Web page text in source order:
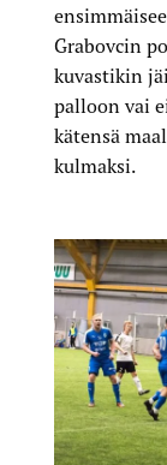
Grabovcin
kuvastikin
palloon vai
kätensä
kulmaksi.